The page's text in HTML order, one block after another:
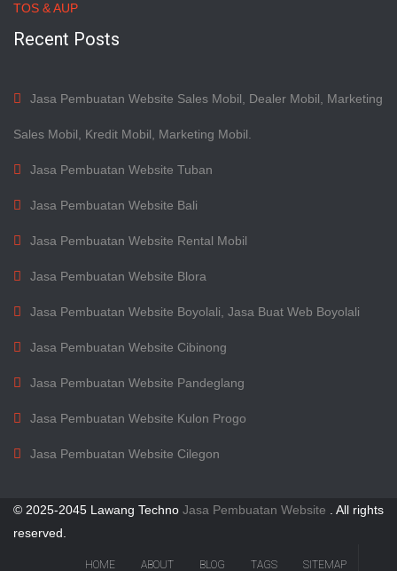
TOS & AUP
Recent Posts
Jasa Pembuatan Website Sales Mobil, Dealer Mobil, Marketing
Sales Mobil, Kredit Mobil, Marketing Mobil.
Jasa Pembuatan Website Tuban
Jasa Pembuatan Website Bali
Jasa Pembuatan Website Rental Mobil
Jasa Pembuatan Website Blora
Jasa Pembuatan Website Boyolali, Jasa Buat Web Boyolali
Jasa Pembuatan Website Cibinong
Jasa Pembuatan Website Pandeglang
Jasa Pembuatan Website Kulon Progo
Jasa Pembuatan Website Cilegon
© 2025-2045 Lawang Techno Jasa Pembuatan Website
. All rights
reserved.
HOME ABOUT BLOG TAGS SITEMAP